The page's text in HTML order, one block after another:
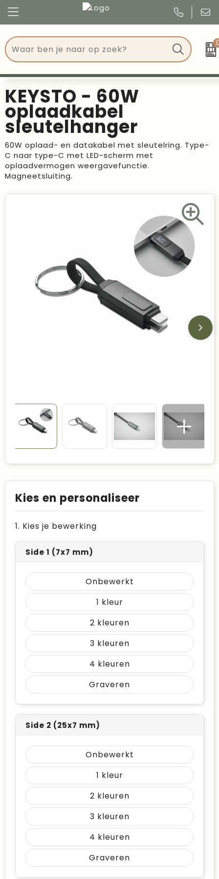
Tassen
Drinkwaren
Events
Give Aways
Geschenken
Kantoorartikelen
Made in Europe
Recycled
Congres
Events
Kerst
Verjaardagen
Voetbal, EK en WK
KEYSTO - 60W
oplaadkabel
sleutelhanger
60W oplaad- en datakabel met sleutelring. Type-
C naar type-C met LED-scherm met
oplaadvermogen weergavefunctie.
Magneetsluiting.
Kies en personaliseer
1. Kies je bewerking
Side 1 (7x7 mm)
Onbewerkt
1
2
3
4
Graveren
Side 2 (25x7 mm)
Onbewerkt
1
2
3
4
Graveren